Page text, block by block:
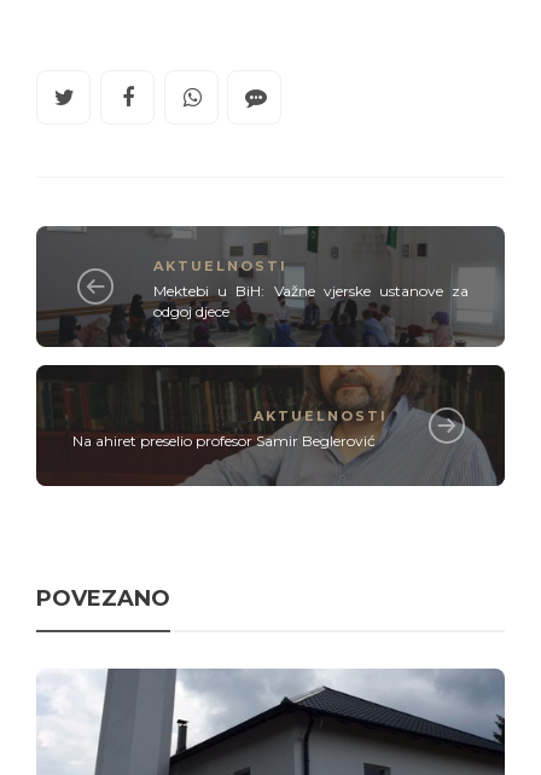
AKTUELNOSTI
Mektebi u BiH: Važne vjerske ustanove za
odgoj djece
AKTUELNOSTI
Na ahiret preselio profesor Samir Beglerović
POVEZANO